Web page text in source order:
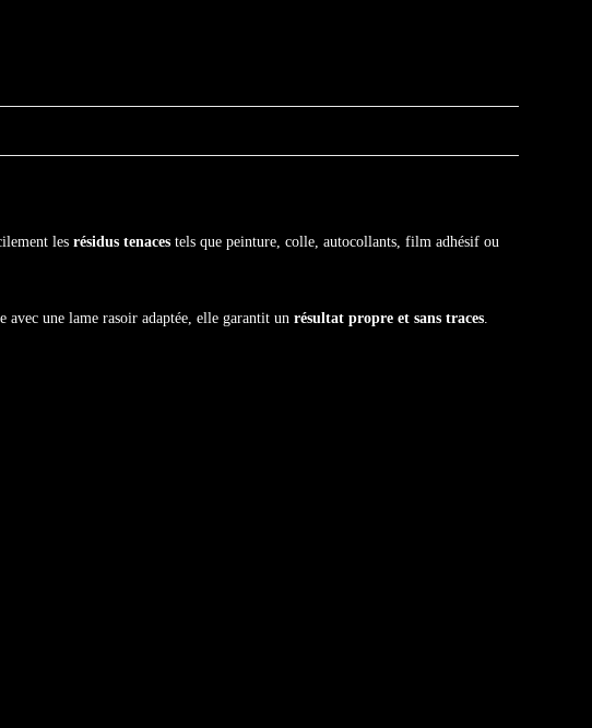
lesrésidus tenaces tels que peinture, colle, autocollants, film adhésif ou
avec une lame rasoir adaptée, elle garantit unrésultat propre et sans traces.